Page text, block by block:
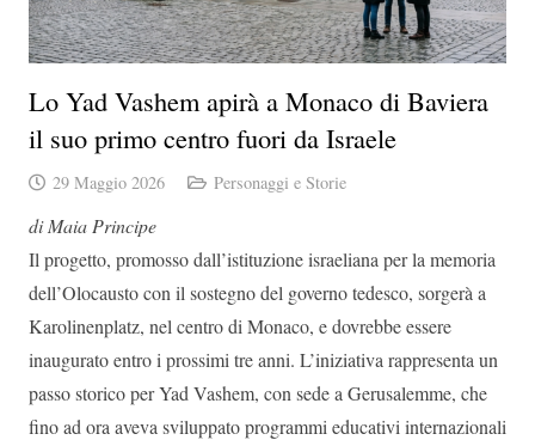
Lo Yad Vashem apirà a Monaco di Baviera
il suo primo centro fuori da Israele
29 Maggio 2026 Personaggi e Storie
di Maia Principe
Il progetto, promosso dall’istituzione israeliana per la memoria
dell’Olocausto con il sostegno del governo tedesco, sorgerà a
Karolinenplatz, nel centro di Monaco, e dovrebbe essere
inaugurato entro i prossimi tre anni. L’iniziativa rappresenta un
passo storico per Yad Vashem, con sede a Gerusalemme, che
fino ad ora aveva sviluppato programmi educativi internazionali